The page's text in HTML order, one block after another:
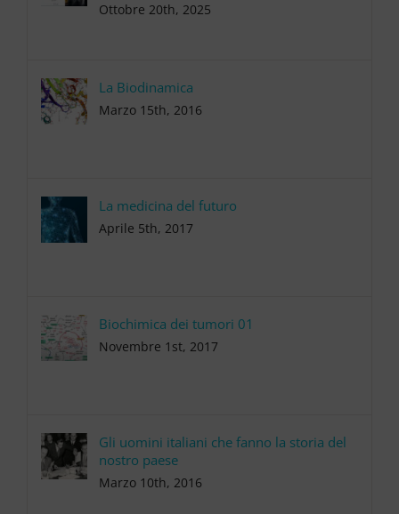
Ottobre 20th, 2025
La Biodinamica
Marzo 15th, 2016
La medicina del futuro
Aprile 5th, 2017
Biochimica dei tumori 01
Novembre 1st, 2017
Gli uomini italiani che fanno la storia del
nostro paese
Marzo 10th, 2016